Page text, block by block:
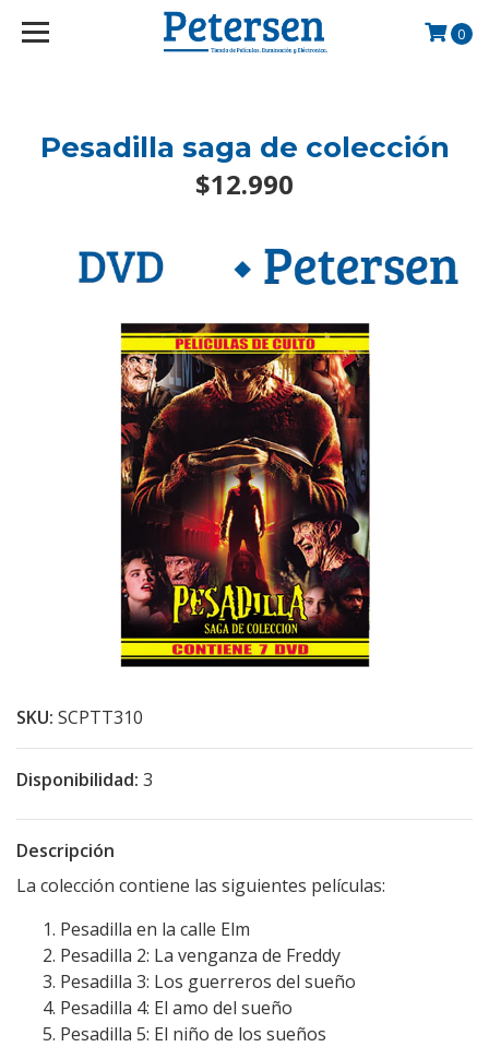
googlef2d1455d5020445a.html
0
Pesadilla saga de colección
$12.990
SKU: SCPTT310
Disponibilidad: 3
Descripción
La colección contiene las siguientes películas:
Pesadilla en la calle Elm
Pesadilla 2: La venganza de Freddy
Pesadilla 3: Los guerreros del sueño
Pesadilla 4: El amo del sueño
Pesadilla 5: El niño de los sueños